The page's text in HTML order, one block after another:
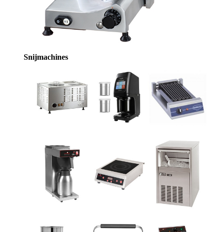
Snijmachines